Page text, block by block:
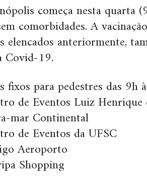
começa nesta quarta
comorbidades. A
elencados anteriormente,
Covid-19.
fixos para pedestres das 9h
de Eventos Luiz Henrique
mar Continental
de Eventos da UFSC
Aeroporto
Shopping